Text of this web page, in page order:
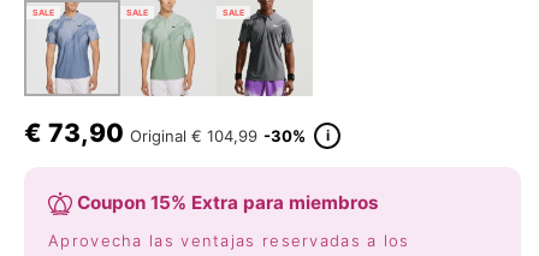
SALE SALE SALE
€ 73,90 Original € 104,99 -30% i
Coupon 15% Extra para miembros
Aprovecha las ventajas reservadas a los